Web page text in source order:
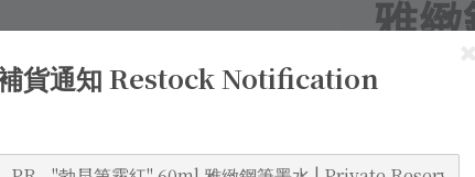
雅
貨通知 Restock Notification